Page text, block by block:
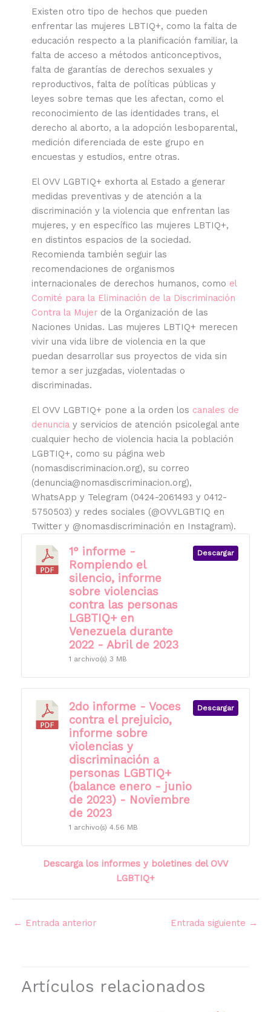
Existen otro tipo de hechos que pueden
enfrentar las mujeres LBTIQ+, como la falta de
educación respecto a la planificación familiar, la
falta de acceso a métodos anticonceptivos,
falta de garantías de derechos sexuales y
reproductivos, falta de políticas públicas y
leyes sobre temas que les afectan, como el
reconocimiento de las identidades trans, el
derecho al aborto, a la adopción lesboparental,
medición diferenciada de este grupo en
encuestas y estudios, entre otras.
El OVV LGBTIQ+ exhorta al Estado a generar
medidas preventivas y de atención a la
discriminación y la violencia que enfrentan las
mujeres, y en específico las mujeres LBTIQ+,
en distintos espacios de la sociedad.
Recomienda también seguir las
recomendaciones de organismos
internacionales de derechos humanos, como el
Comité para la Eliminación de la Discriminación
Contra la Mujerde la Organización de las
Naciones Unidas. Las mujeres LBTIQ+ merecen
vivir una vida libre de violencia en la que
puedan desarrollar sus proyectos de vida sin
temor a ser juzgadas, violentadas o
discriminadas.
El OVV LGBTIQ+ pone a la orden los canales de
denunciay servicios de atención psicolegal ante
cualquier hecho de violencia hacia la población
LGBTIQ+, como su página web
(nomasdiscriminacion.org), su correo
(denuncia@nomasdiscriminacion.org),
WhatsApp y Telegram (0424-2061493 y 0412-
5750503) y redes sociales (@OVVLGBTIQ en
Twitter y @nomasdiscriminación en Instagram).
1° informe -
Rompiendo el
silencio, informe
sobre violencias
contra las personas
LGBTIQ+ en
Venezuela durante
2022 - Abril de 2023
1 archivo(s) 3 MB
Descargar
2do informe - Voces
contra el prejuicio,
informe sobre
violencias y
discriminación a
personas LGBTIQ+
(balance enero - junio
de 2023) - Noviembre
de 2023
1 archivo(s) 4.56 MB
Descargar
Descarga los informes y boletines del OVV
LGBTIQ+
← Entrada anterior Entrada siguiente →
Artículos relacionados